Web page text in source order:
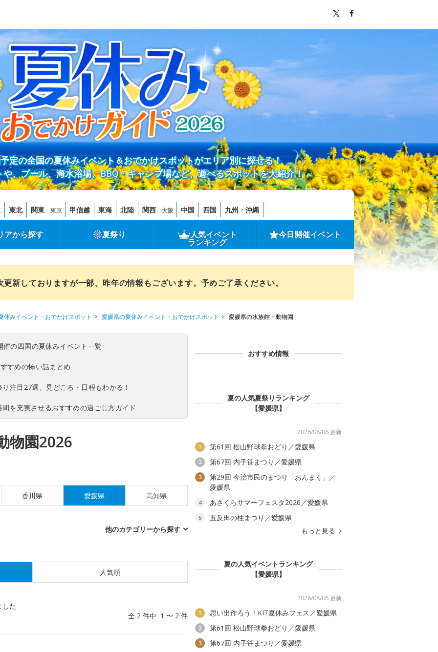
定の全国の夏休みイベント＆おでかけスポットがエリア別に探せる！
、プール、海水浴場、BBQ・キャンプ場など、遊べるスポットを大紹介！
東北 関東 東京 甲信越 東海 北陸 関西 大阪 中国 四国 九州・沖縄
アから探す 夏祭り 人気イベント
ランキング
今日開催イベント
新しておりますが一部、昨年の情報もございます。予めご了承ください。
休みイベント・おでかけスポット 愛媛県の夏休みイベント・おでかけスポット 愛媛県の水族館・動物園
の四国の夏休みイベント一覧
すめの怖い話まとめ
注目27選。見どころ・日程もわかる！
を充実させるおすすめの過ごし方ガイド
物園2026
香川県 愛媛県 高知県
他のカテゴリーから探す
人気順
した
全 2 件中 1 〜 2 件
おすすめ情報
夏の人気夏祭りランキング
【愛媛県】
2026/08/06 更新
1 第61回 松山野球拳おどり／愛媛県
2 第67回 内子笹まつり／愛媛県
3
第29回 今治市民のまつり「おんまく」／
愛媛県
4 あさくらサマーフェスタ2026／愛媛県
5
五反田の柱まつり／愛媛県
もっと見る
夏の人気イベントランキング
【愛媛県】
2026/08/06 更新
1 思い出作ろう！KIT夏休みフェス／愛媛県
2 第61回 松山野球拳おどり／愛媛県
3 第67回 内子笹まつり／愛媛県